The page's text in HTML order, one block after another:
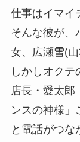
仕事はイマイ
そんな彼が、
女、広瀬雪(山
しかしオクテ
店長・愛太郎
ンスの神様」
と電話がつな